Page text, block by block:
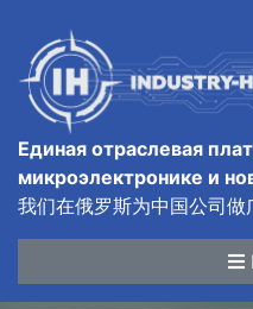
Единая отраслевая
микроэлектронике и
我们在俄罗斯为中国公司做